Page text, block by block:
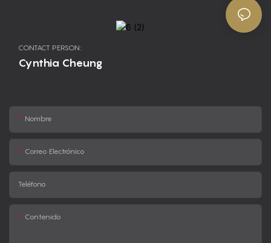
CONTACT PERSON:
Cynthia Cheung
Nombre
Correo Electrónico
Teléfono
Contenido